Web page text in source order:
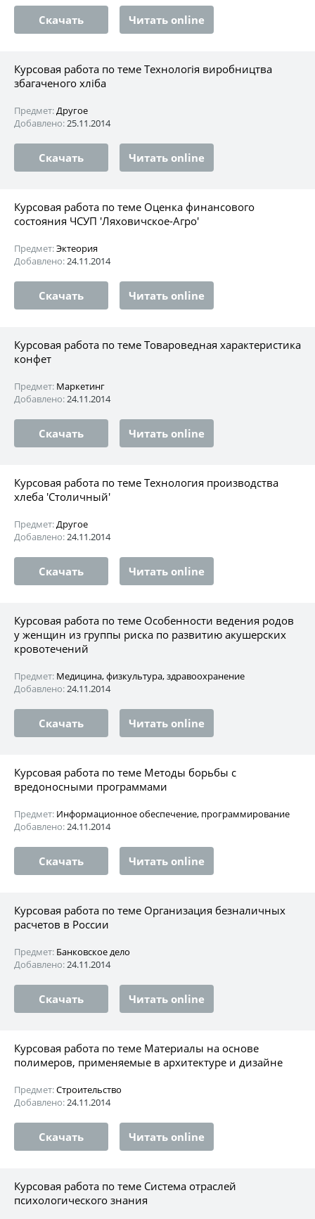
Скачать Читать online
Курсовая работа по теме Технологія виробництва
збагаченого хліба
Предмет:Другое
Добавлено:25.11.2014
Скачать Читать online
Курсовая работа по теме Оценка финансового
состояния ЧСУП 'Ляховичское-Агро'
Предмет:Эктеория
Добавлено:24.11.2014
Скачать Читать online
Курсовая работа по теме Товароведная характеристика
конфет
Предмет: Маркетинг
Добавлено:24.11.2014
Скачать Читать online
Курсовая работа по теме Технология производства
хлеба 'Столичный'
Предмет:Другое
Добавлено:24.11.2014
Скачать Читать online
Курсовая работа по теме Особенности ведения родов
у женщин из группы риска по развитию акушерских
кровотечений
Предмет: Медицина, физкультура, здравоохранение
Добавлено:24.11.2014
Скачать Читать online
Курсовая работа по теме Методы борьбы с
вредоносными программами
Предмет: Информационное обеспечение, программирование
Добавлено:24.11.2014
Скачать Читать online
Курсовая работа по теме Организация безналичных
расчетов в России
Предмет: Банковское дело
Добавлено:24.11.2014
Скачать Читать online
Курсовая работа по теме Материалы на основе
полимеров, применяемые в архитектуре и дизайне
Предмет:Строительство
Добавлено:24.11.2014
Скачать Читать online
Курсовая работа по теме Система отраслей
психологического знания